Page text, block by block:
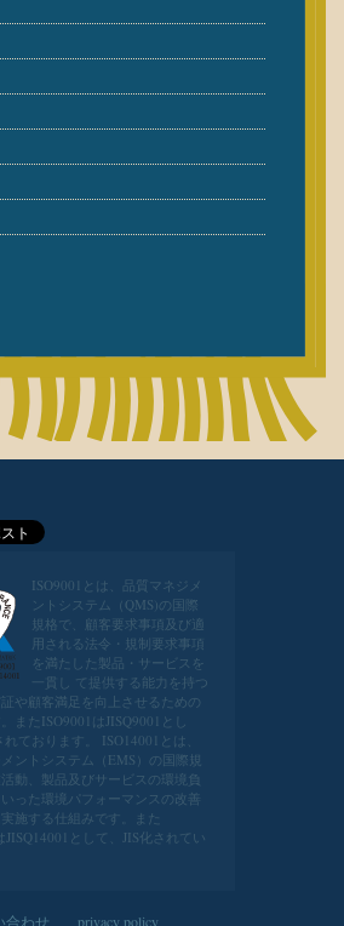
ISO9001とは、品質マネジメ
ントシステム（QMS)の国際
規格で、顧客要求事項及び適
用される法令・規制要求事項
を満たした製品・サービスを
一貫し て提供する能力を持つ
や顧客満足を向上させるための
またISO9001はJISQ9001とし
れております。 ISO14001とは、
ントシステム（EMS）の国際規
動、製品及びサービスの環境負
った環境パフォーマンスの改善
施する仕組みです。また
JISQ14001として、JIS化されてい
合わせ privacy policy